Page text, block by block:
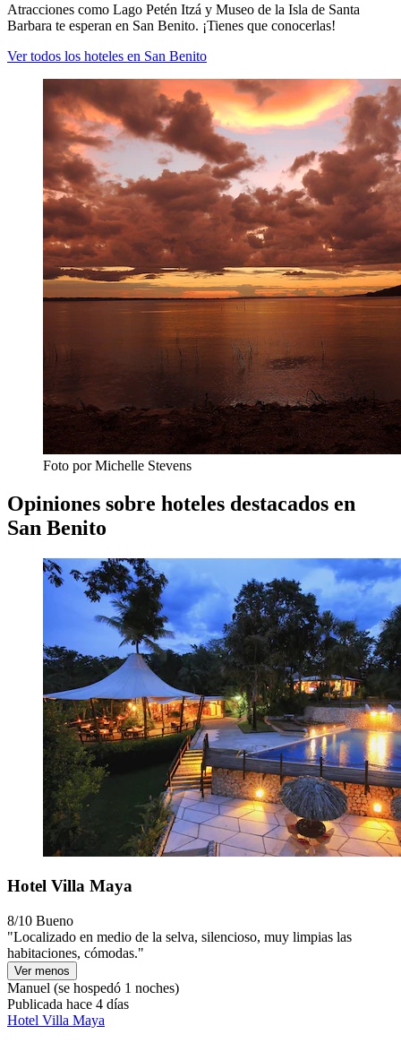
Atracciones como Lago Petén Itzá y Museo de la Isla de Santa
Barbara te esperan en San Benito. ¡Tienes que conocerlas!
Ver todos los hoteles en San Benito
Foto por ‎Michelle Stevens
Opiniones sobre hoteles destacados en
San Benito
Hotel Villa Maya
8/10 Bueno
"Localizado en medio de la selva, silencioso, muy limpias las
habitaciones, cómodas."
Ver menos
Manuel (se hospedó 1 noches)
Publicada hace 4 días
Hotel Villa Maya